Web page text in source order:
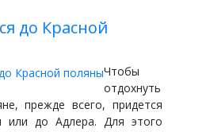
до Красной
Чтобы
отдохнуть
прежде всего, придется
или до Адлера. Для этого